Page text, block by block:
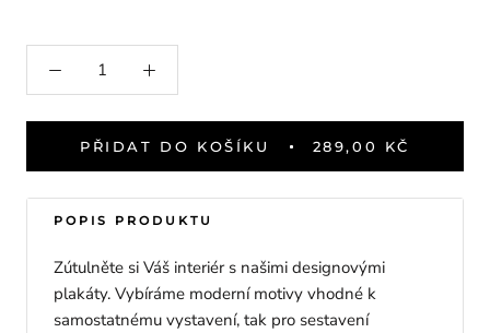
PŘIDAT DO KOŠÍKU 289,00 KČ
POPIS PRODUKTU
Zútulněte si Váš interiér s našimi designovými
plakáty. Vybíráme moderní motivy vhodné k
samostatnému vystavení, tak pro sestavení